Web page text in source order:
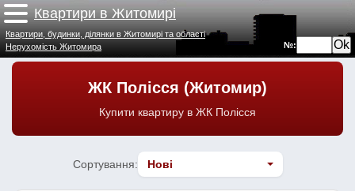
Квартири в Житомирі
№:
Квартири, будинки, ділянки в Житомирі та області
Нерухомість Житомира
ЖК Полісся (Житомир)
Купити квартиру в ЖК Полісся
Сортування: